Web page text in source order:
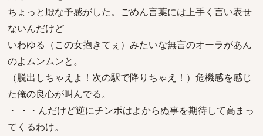
ちょっと厭な予感がした。ごめん言葉には上手く言い表せ
ないんだけど
いわゆる（この女抱きてぇ）みたいな無言のオーラがあん
のよムンムンと。
（脱出しちゃえよ！次の駅で降りちゃえ！）危機感を感じ
た俺の良心が叫んでる。
・ ・・んだけど逆にチンポはよからぬ事を期待して高まっ
てくるわけ。